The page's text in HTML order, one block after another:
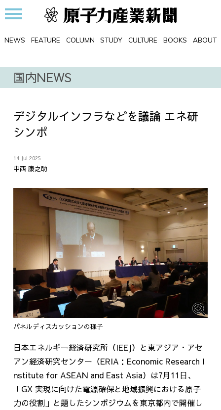
NEWS FEATURE COLUMN STUDY CULTURE BOOKS ABOUT
国内NEWS
デジタルインフラなどを議論 エネ研
シンポ
14 Jul 2025
中西 康之助
パネルディスカッションの様子
日本エネルギー経済研究所（IEEJ）と東アジア・アセ
アン経済研究センター（ERIA ： Economic Research I
nstitute for ASEAN and East Asia）は7月11 日、
「GX 実現に向けた電源確保と地域振興における原子
力の役割」と題したシンポジウムを東京都内で開催し